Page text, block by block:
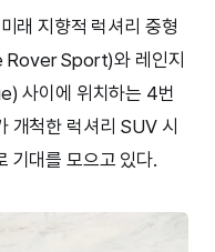
래 지향적 럭셔리 중형
Rover Sport)와 레인지
사이에 위치하는 4번
개척한 럭셔리 SUV 시
기대를 모으고 있다.